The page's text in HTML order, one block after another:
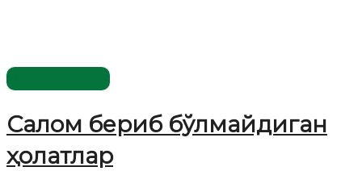
Салом бериб бўлмайдиган
ҳолатлар